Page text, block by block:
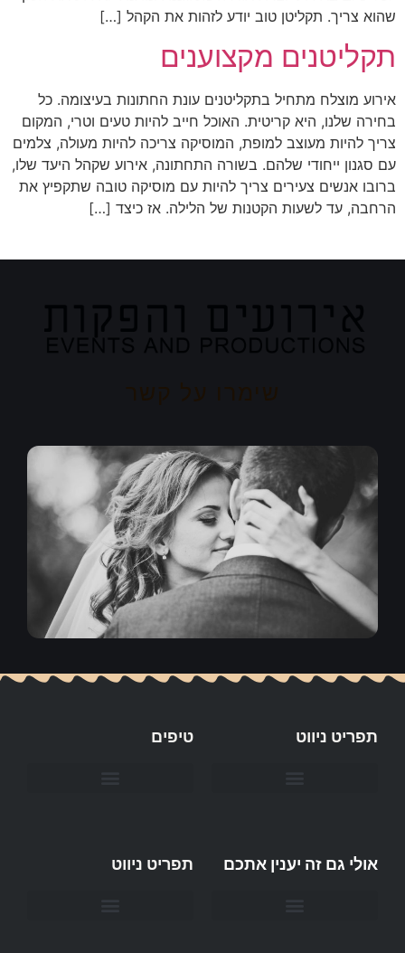
שהוא צריך. תקליטן טוב יודע לזהות את הקהל […]
תקליטנים מקצוענים
אירוע מוצלח מתחיל בתקליטנים עונת החתונות בעיצומה. כל
בחירה שלנו, היא קריטית. האוכל חייב להיות טעים וטרי, המקום
צריך להיות מעוצב למופת, המוסיקה צריכה להיות מעולה, צלמים
עם סגנון ייחודי שלהם. בשורה התחתונה, אירוע שקהל היעד שלו,
ברובו אנשים צעירים צריך להיות עם מוסיקה טובה שתקפיץ את
הרחבה, עד לשעות הקטנות של הלילה. אז כיצד […]
תפריט ניווט טיפים
אולי גם זה יענין אתכם תפריט ניווט